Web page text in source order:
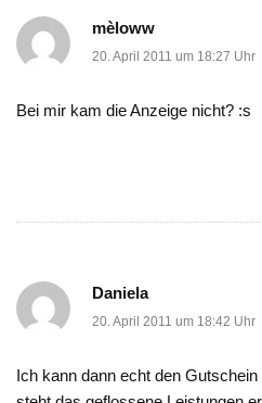
mèloww
20. April 2011 um 18:27 Uhr
Bei mir kam die Anzeige nicht? :s
Daniela
20. April 2011 um 18:42 Uhr
Ich kann dann echt den